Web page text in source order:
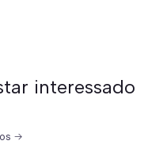
interessado